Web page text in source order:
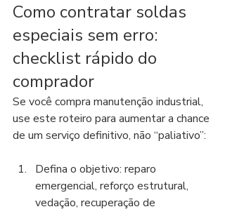
Como contratar soldas
especiais sem erro:
checklist rápido do
comprador
Se você compra manutenção industrial,
use este roteiro para aumentar a chance
de um serviço definitivo, não “paliativo”:
Defina o objetivo: reparo
emergencial, reforço estrutural,
vedação, recuperação de